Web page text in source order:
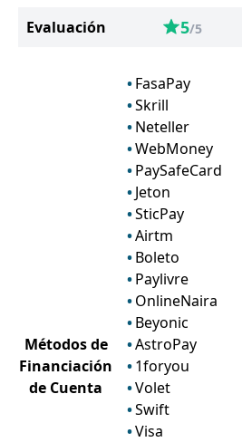
Evaluación
5/5
Métodos de
Financiación
de Cuenta
FasaPay
Skrill
Neteller
WebMoney
PaySafeCard
Jeton
SticPay
Airtm
Boleto
Paylivre
OnlineNaira
Beyonic
AstroPay
1foryou
Volet
Swift
Visa